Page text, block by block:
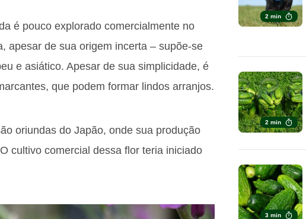
é pouco explorado comercialmente no
apesar de sua origem incerta – supõe-se
e asiático. Apesar de sua simplicidade, é
que podem formar lindos arranjos.
oriundas do Japão, onde sua produção
cultivo comercial dessa flor teria iniciado
2 min
2 min
3 min